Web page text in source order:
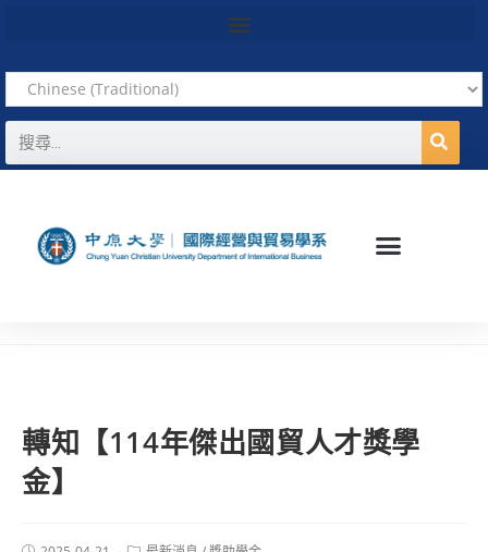
轉知【114年傑出國貿人才獎學
金】